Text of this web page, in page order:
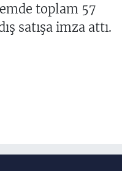
toplam 57
satışa imza attı.